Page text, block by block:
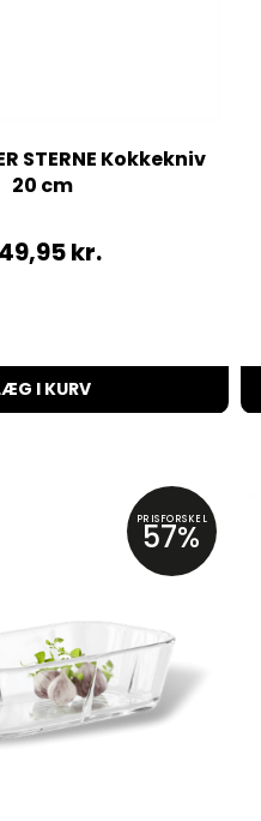
STERNE Kokkekniv
20 cm
kr.
I KURV
PRISFORSKEL
57%